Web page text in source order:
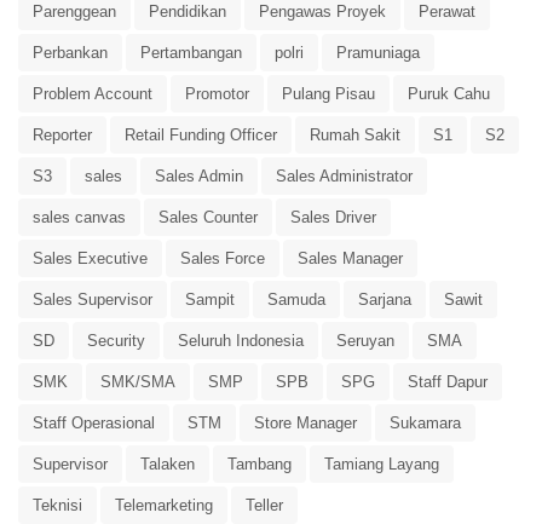
Parenggean Pendidikan Pengawas Proyek Perawat
Perbankan Pertambangan polri Pramuniaga
Problem Account Promotor Pulang Pisau Puruk Cahu
Reporter Retail Funding Officer Rumah Sakit S1 S2
S3 sales Sales Admin Sales Administrator
sales canvas Sales Counter Sales Driver
Sales Executive Sales Force Sales Manager
Sales Supervisor Sampit Samuda Sarjana Sawit
SD Security Seluruh Indonesia Seruyan SMA
SMK SMK/SMA SMP SPB SPG Staff Dapur
Staff Operasional STM Store Manager Sukamara
Supervisor Talaken Tambang Tamiang Layang
Teknisi Telemarketing Teller